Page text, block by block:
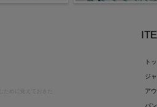
ト
ジ
ア
パ